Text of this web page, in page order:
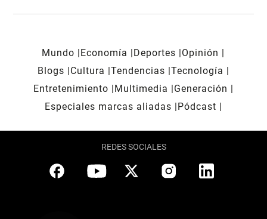
Mundo Economía Deportes
Opinión
Blogs
Cultura Tendencias Tecnología
Entretenimiento
Multimedia
Generación
Especiales marcas aliadas
Pódcast
REDES SOCIALES